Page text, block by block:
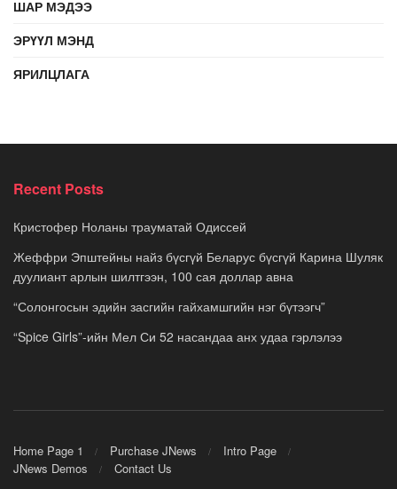
ШАР МЭДЭЭ
ЭРҮҮЛ МЭНД
ЯРИЛЦЛАГА
Recent Posts
Кристофер Ноланы трауматай Одиссей
Жеффри Эпштейны найз бүсгүй Беларус бүсгүй Карина Шуляк
дуулиант арлын шилтгээн, 100 сая доллар авна
“Солонгосын эдийн засгийн гайхамшгийн нэг бүтээгч”
“Spice Girls”-ийн Мел Си 52 насандаа анх удаа гэрлэлээ
Home Page 1 Purchase JNews
Intro Page
JNews Demos
Contact Us